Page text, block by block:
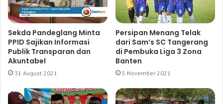
Sekda Pandeglang Minta
PPID Sajikan Informasi
Publik Transparan dan
Akuntabel
31 August 2021
Persipan Menang Telak
dari Sam’s SC Tangerang
di Pembuka Liga 3 Zona
Banten
5 November 2021